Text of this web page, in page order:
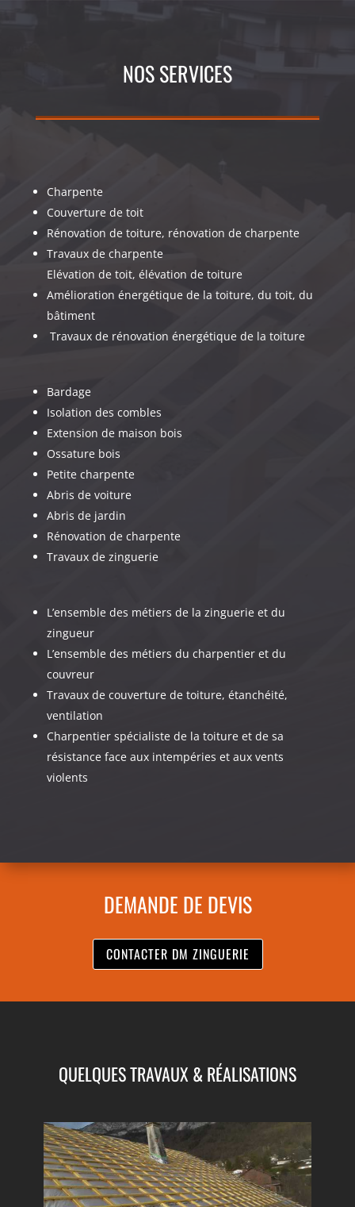
NOS SERVICES
Charpente
Couverture de toit
Rénovation de toiture, rénovation de charpente
Travaux de charpente
Elévation de toit, élévation de toiture
Amélioration énergétique de la toiture, du toit, du
bâtiment
Travaux de rénovation énergétique de la toiture
Bardage
Isolation des combles
Extension de maison bois
Ossature bois
Petite charpente
Abris de voiture
Abris de jardin
Rénovation de charpente
Travaux de zinguerie
L’ensemble des métiers de la zinguerie et du
zingueur
L’ensemble des métiers du charpentier et du
couvreur
Travaux de couverture de toiture, étanchéité,
ventilation
Charpentier spécialiste de la toiture et de sa
résistance face aux intempéries et aux vents
violents
DEMANDE DE DEVIS
CONTACTER DM ZINGUERIE
QUELQUES TRAVAUX & RÉALISATIONS